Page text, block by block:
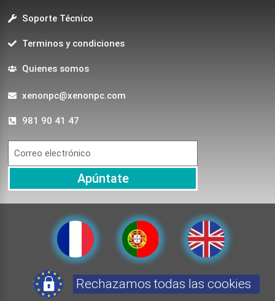
Soporte Técnico
Terminos y condiciones
Quienes somos
xenonpc@xenonpc.com
981 90 41 47
Apúntate
Rechazamos todas las cookies